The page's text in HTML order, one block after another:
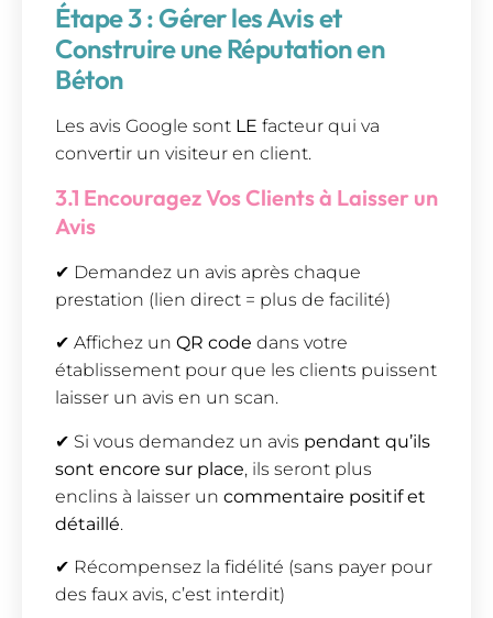
Étape 3 : Gérer les Avis et
Construire une Réputation en
Béton
Les avis Google sont LE facteur qui va
convertir un visiteur en client.
3.1 Encouragez Vos Clients à Laisser un
Avis
✔ Demandez un avis après chaque
prestation (lien direct = plus de facilité)
✔ Affichez un QR code dans votre
établissement pour que les clients puissent
laisser un avis en un scan.
✔ Si vous demandez un avis pendant qu’ils
sont encore sur place, ils seront plus
enclins à laisser un commentaire positif et
détaillé.
✔ Récompensez la fidélité (sans payer pour
des faux avis, c’est interdit)